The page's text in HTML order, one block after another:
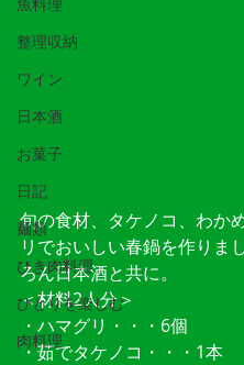
整理収納
ワイン
日本酒
お菓子
日記
麺類
ひき肉料理
ひとりを楽しむ
肉料理
旬の食材、タケノコ、わか
リでおいしい春鍋を作りま
ろん日本酒と共に。
＜材料2人分＞
・ハマグリ・・・6個
・茹でタケノコ・・・1本